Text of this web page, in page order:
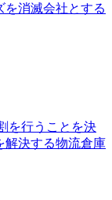
を消滅会社とする
を行うことを決
解決する物流倉庫